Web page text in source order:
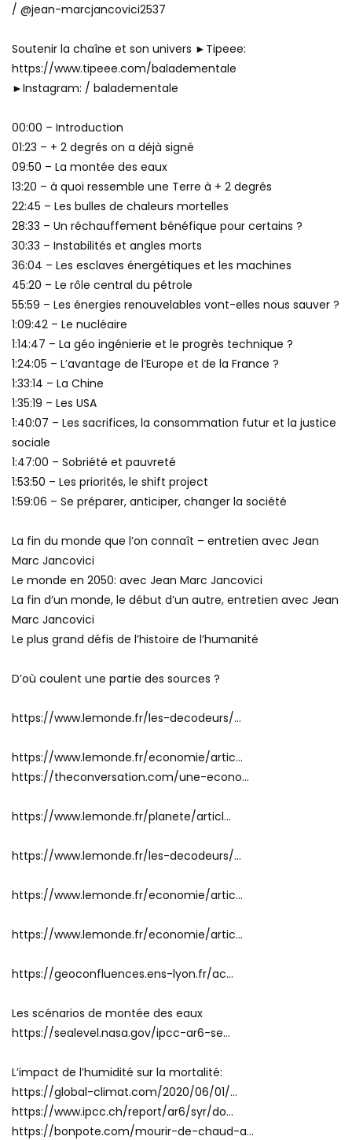
/ @jean-marcjancovici2537
Soutenir la chaîne et son univers ►Tipeee:
https://www.tipeee.com/baladementale
►Instagram: / baladementale
00:00 – Introduction
01:23 – + 2 degrés on a déjà signé
09:50 – La montée des eaux
13:20 – à quoi ressemble une Terre à + 2 degrés
22:45 – Les bulles de chaleurs mortelles
28:33 – Un réchauffement bénéfique pour certains ?
30:33 – Instabilités et angles morts
36:04 – Les esclaves énergétiques et les machines
45:20 – Le rôle central du pétrole
55:59 – Les énergies renouvelables vont-elles nous sauver ?
1:09:42 – Le nucléaire
1:14:47 – La géo ingénierie et le progrès technique ?
1:24:05 – L’avantage de l’Europe et de la France ?
1:33:14 – La Chine
1:35:19 – Les USA
1:40:07 – Les sacrifices, la consommation futur et la justice
sociale
1:47:00 – Sobriété et pauvreté
1:53:50 – Les priorités, le shift project
1:59:06 – Se préparer, anticiper, changer la société
La fin du monde que l’on connaît – entretien avec Jean
Marc Jancovici
Le monde en 2050: avec Jean Marc Jancovici
La fin d’un monde, le début d’un autre, entretien avec Jean
Marc Jancovici
Le plus grand défis de l’histoire de l’humanité
D’où coulent une partie des sources ?
https://www.lemonde.fr/les-decodeurs/…
https://www.lemonde.fr/economie/artic…
https://theconversation.com/une-econo…
https://www.lemonde.fr/planete/articl…
https://www.lemonde.fr/les-decodeurs/…
https://www.lemonde.fr/economie/artic…
https://www.lemonde.fr/economie/artic…
https://geoconfluences.ens-lyon.fr/ac…
Les scénarios de montée des eaux
https://sealevel.nasa.gov/ipcc-ar6-se…
L’impact de l’humidité sur la mortalité:
https://global-climat.com/2020/06/01/…
https://www.ipcc.ch/report/ar6/syr/do…
https://bonpote.com/mourir-de-chaud-a…